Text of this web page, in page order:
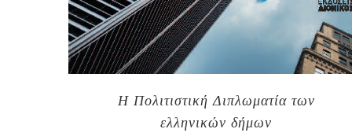
Η Πολιτιστική Διπλωματία των
ελληνικών δήμων